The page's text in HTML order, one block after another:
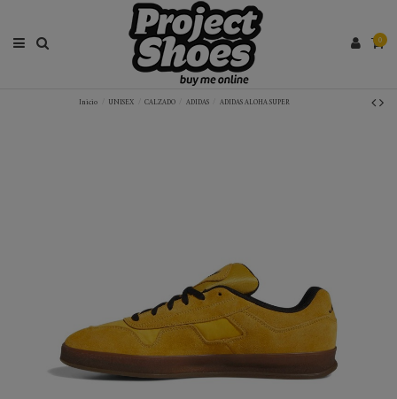
0
Inicio UNISEX CALZADO ADIDAS ADIDAS ALOHA SUPER